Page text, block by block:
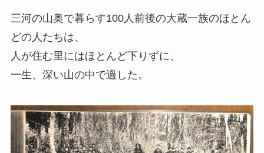
三河の山奥で暮らす100人前後の大蔵一族のほとん
どの人たちは、
人が住む里にはほとんど下りずに、
一生、深い山の中で過した。